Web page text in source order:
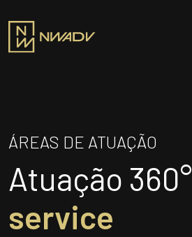
Entregas e Soluções
Pensamento Inovador
Prêmios/Reconhecimentos
PROFISSIONAIS
ÁREAS DE ATUAÇÃO
Atuação 360°
service